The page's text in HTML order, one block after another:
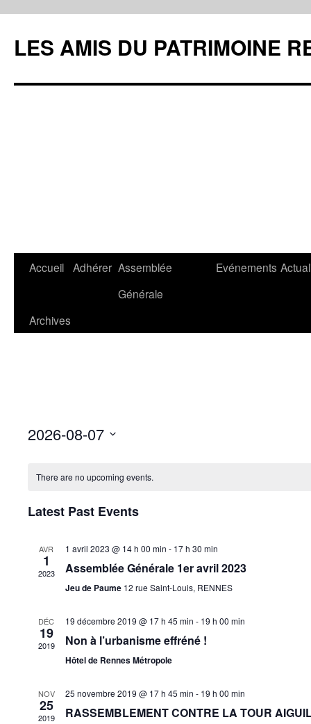
LES AMIS DU PATRIMOINE
Aller
contenu
Accueil Adhérer Assemblée
Générale
Evénements
Archives
2026-08-07
There are no upcoming events.
Latest Past Events
AVR
1
2023
1 avril 2023 @ 14 h 00 min - 17 h 30 min
Assemblée Générale 1er avril 2023
Jeu de Paume 12 rue Saint-Louis, RENNES
DÉC
19
2019
19 décembre 2019 @ 17 h 45 min - 19 h 00 min
Non à l’urbanisme effréné !
Hôtel de Rennes Métropole
NOV
25
2019
25 novembre 2019 @ 17 h 45 min - 19 h 00 min
RASSEMBLEMENT CONTRE LA TOUR